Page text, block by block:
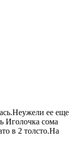
ее еще
Иголочка сома
в 2 толсто.На